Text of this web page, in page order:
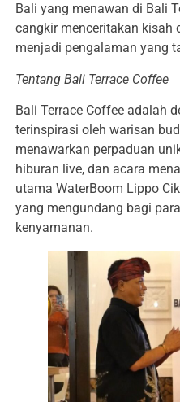
Bali yang menawan di Bali
cangkir menceritakan kisah
menjadi pengalaman yang
Tentang Bali Terrace Coffee
Bali Terrace Coffee adalah
terinspirasi oleh warisan
menawarkan perpaduan
hiburan live, dan acara
utama WaterBoom Lippo
yang mengundang bagi
kenyamanan.